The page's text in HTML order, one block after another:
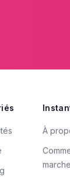
À
marche